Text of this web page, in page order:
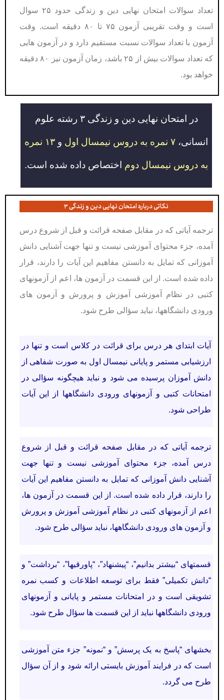
تعداد سوالات امتحان نهایی دین و زندگی حدود ۲۵ سوال
است و وقت تقریبی آزمون ۷۵ تا ۸۰ دقیقه است. وقت
آزمون با تعداد سوالات نسبت مستقیم دارد و در آزمون هایی
که تعداد سوالات بیش از ۲۵ باشد، زمان آزمون نیز ۸۰ دقیقه
خواهد بود.
در امتحان نهایی دین و زندگی ۳ رشته علوم
انسانی، ۷ نمره به دروس نیمسال اول و ۱۳ نمره
به دروس نیمسال دوم اختصاص داده شده است.
نکاتی درباره امتحان نهایی دین و زندگی ۳
ترجمه آیاتی که در مقابل صفحه قرائت و قبل از شروع درس
آمده، جزء محتوای آموزشی نیست و تنها جهت آشنایی دانش
آموزانی كه تمایل به دانستن مفاهیم این آیات را دارند، قرار
داده شده است. از این قسمت در آزمون ها، اعم از آزمونهای
كتبی در نظام آموزشی آموزش و پرورش و آزمون های
ورودی دانشگاهها، نباید سؤالی طرح شود.
آیات ابتدای هر درس برای قرائت در كلاس است و تنها در
ارزشیابی مستمر و پایانی نیمسال اول به صورت شفاهی از
دانش آموزان پرسیده می شود و نباید هیچگونه سؤالی در
امتحانات كتبی و آزمونهای ورودی دانشگاهها از این آیات
طراحی شود.
ترجمه آیاتی که در مقابل صفحه قرائت و قبل از شروع
درس آمده، جزء محتوای آموزشی نیست و تنها جهت
آشنایی دانش آموزانی كه تمایل به دانستن مفاهیم این آیات
را دارند، قرار داده شده است. از این قسمت در آزمون ها،
اعم از آزمونهای كتبی در نظام آموزشی آموزش و پرورش
و آزمون های ورودی دانشگاهها، نباید سؤالی طرح شود.
قسمتهای “بیشتر بدانیم”، “پیشنهاد”، “پاورقیها”، “برداشت” و
“دانش تکمیلی” فقط برای توسعه اطلاعات و كسب نمره
تشویقی است و در امتحانات مستمر و پایانی و آزمونهای
ورودی دانشگاهها نباید از این قسمت ها سؤال طرح شود.
بخشهای “پاسخ به یک پرسش” و “نمونه” جزء متن آموزشی
است که در فرایند آموزش بایستی ارائه شود و از آن سؤال
طرح می گردد.